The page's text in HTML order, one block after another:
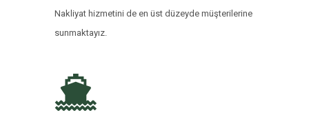
Nakliyat hizmetini de en üst düzeyde müşterilerine
sunmaktayız.